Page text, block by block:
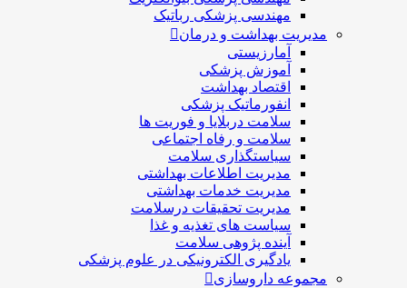
مهندسی پزشکی رباتیک
مدیریت بهداشت و درمان
آمارزیستی
آموزش پزشکی
اقتصاد بهداشت
انفورماتیک پزشکی
سلامت دربلايا و فوريت ها
سلامت و رفاه اجتماعی
سیاستگذاری سلامت
مدیریت اطلاعات بهداشتی
مدیریت خدمات بهداشتی
مدیریت تحقیقات درسلامت
سیاست های تغذیه و غذا
آینده پژوهی سلامت
یادگیری الکترونیکی در علوم پزشکی
مجموعه داروسازی